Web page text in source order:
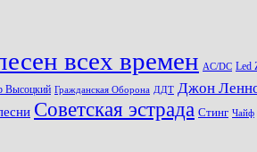
всех времен AC/DC Led
Высоцкий Гражданская Оборона ДДТ Джон
Советская эстрада Стинг Чайф